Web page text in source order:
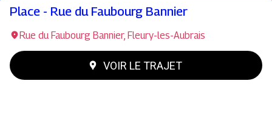
Place - Rue du Faubourg Bannier
Rue du Faubourg Bannier, Fleury-les-Aubrais
VOIR LE TRAJET